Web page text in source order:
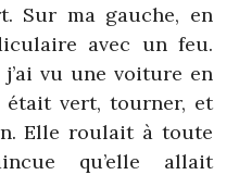
Sur ma gauche, en
avec un feu.
vu une voiture en
vert, tourner, et
Elle roulait à toute
qu’elle allait